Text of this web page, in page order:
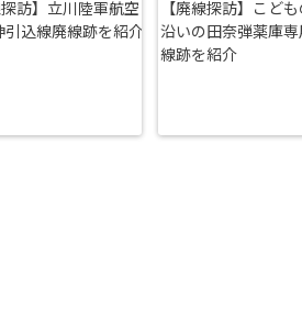
探訪】立川陸軍航空
引込線廃線跡を紹介
【廃線探訪】こど
沿いの田奈弾薬庫専
線跡を紹介